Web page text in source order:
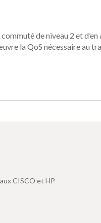
de niveau 2 et d’en
la QoS nécessaire au
CISCO et HP